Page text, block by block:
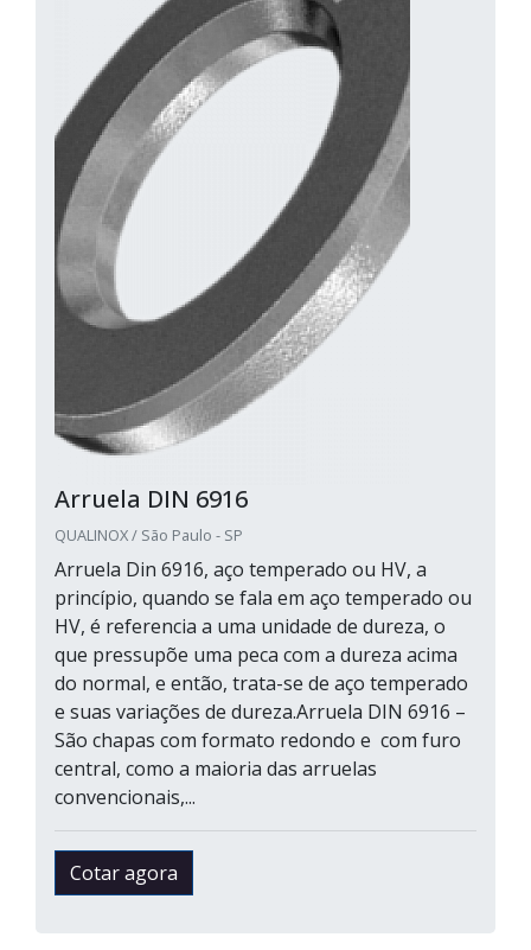
Arruela DIN 6916
QUALINOX / São Paulo - SP
Arruela Din 6916, aço temperado ou HV, a
princípio, quando se fala em aço temperado ou
HV, é referencia a uma unidade de dureza, o
que pressupõe uma peca com a dureza acima
do normal, e então, trata-se de aço temperado
e suas variações de dureza.Arruela DIN 6916 –
São chapas com formato redondo e com furo
central, como a maioria das arruelas
convencionais,...
Cotar agora